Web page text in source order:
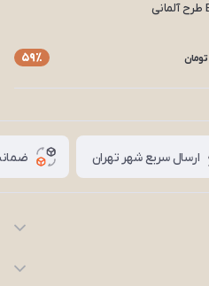
تومان 59٪
ارسال سریع شهر تهران